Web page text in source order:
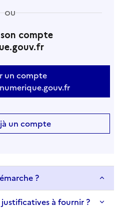
OU
compte
un compte
un compte
?
à fournir ?